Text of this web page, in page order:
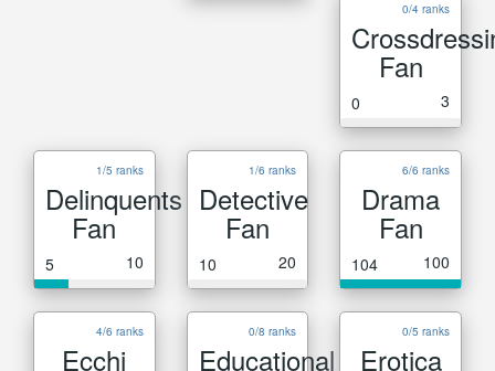
0/4 ranks
Fan
0 3
1/5 ranks
Delinquents
Fan
5 10
1/6 ranks
Detective
Fan
10 20
6/6 ranks
Drama
Fan
104 100
4/6 ranks
Ecchi
0/8 ranks
Educational
0/5 ranks
Erotica